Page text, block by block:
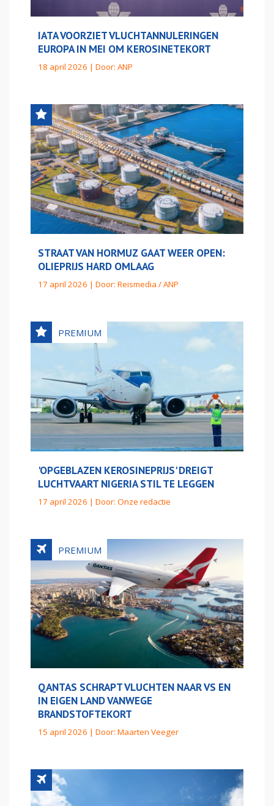
IATA VOORZIET VLUCHTANNULERINGEN
EUROPA IN MEI OM KEROSINETEKORT
18 april 2026 | Door: ANP
STRAAT VAN HORMUZ GAAT WEER OPEN:
OLIEPRIJS HARD OMLAAG
17 april 2026 | Door: Reismedia / ANP
'OPGEBLAZEN KEROSINEPRIJS' DREIGT
LUCHTVAART NIGERIA STIL TE LEGGEN
17 april 2026 | Door: Onze redactie
QANTAS SCHRAPT VLUCHTEN NAAR VS EN
IN EIGEN LAND VANWEGE
BRANDSTOFTEKORT
15 april 2026 | Door: Maarten Veeger